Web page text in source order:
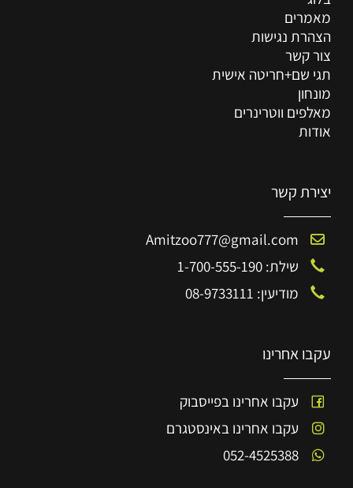
מאמרים
הצהרת נגישות
צור קשר
תגי שם+חריטה אישית
מונחון
מאלפים ווטרינרים
אודות
יצירת קשר
Amitzoo777@gmail.com
שילת: 1-700-555-190
מודיעין: 08-9733111
עקבו אחרינו
עקבו אחרינו בפייסבוק
עקבו אחרינו באינסטגרם
052-4525388